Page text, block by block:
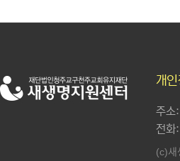
개
주소
전화
(c)새